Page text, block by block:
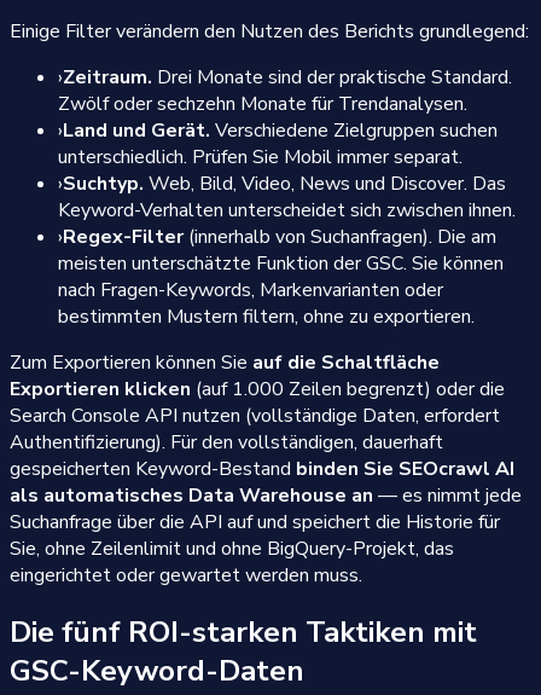
Einige Filter verändern den Nutzen des Berichts grundlegend:
›Zeitraum. Drei Monate sind der praktische Standard.
Zwölf oder sechzehn Monate für Trendanalysen.
›Land und Gerät. Verschiedene Zielgruppen suchen
unterschiedlich. Prüfen Sie Mobil immer separat.
›Suchtyp. Web, Bild, Video, News und Discover. Das
Keyword-Verhalten unterscheidet sich zwischen ihnen.
›Regex-Filter(innerhalb von Suchanfragen). Die am
meisten unterschätzte Funktion der GSC. Sie können
nach Fragen-Keywords, Markenvarianten oder
bestimmten Mustern filtern, ohne zu exportieren.
Zum Exportieren können Sie auf die Schaltfläche
Exportieren klicken (auf 1.000 Zeilen begrenzt) oder die
Search Console API nutzen (vollständige Daten, erfordert
Authentifizierung). Für den vollständigen, dauerhaft
gespeicherten Keyword-Bestand binden Sie SEOcrawl AI
als automatisches Data Warehouse an — es nimmt jede
Suchanfrage über die API auf und speichert die Historie für
Sie, ohne Zeilenlimit und ohne BigQuery-Projekt, das
eingerichtet oder gewartet werden muss.
Die fünf ROI-starken Taktiken mit
GSC-Keyword-Daten